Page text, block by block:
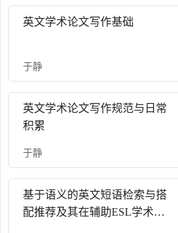
英文学术论文写作基础
于静
英文学术论文写作规范与日常
积累
于静
基于语义的英文短语检索与搭
配推荐及其在辅助ESL学术写